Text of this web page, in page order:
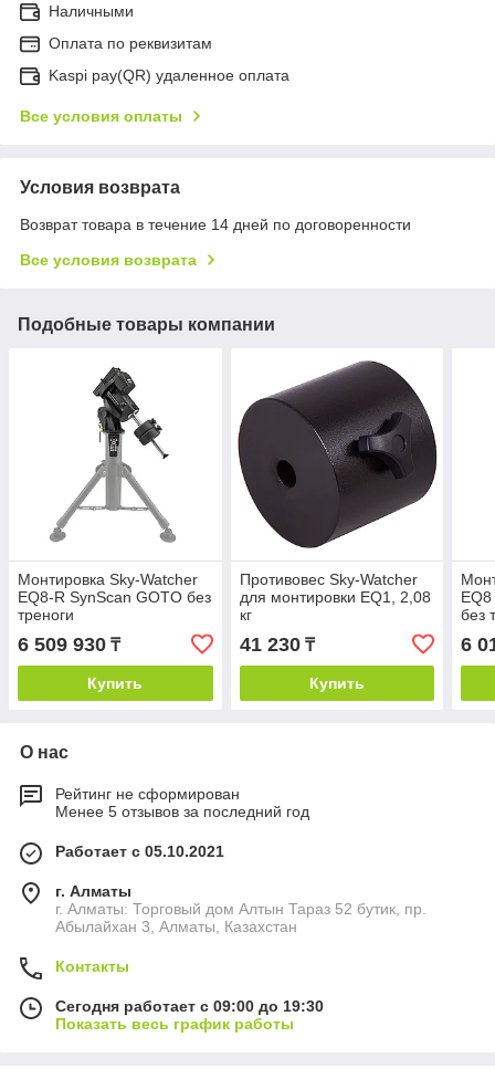
Наличными
Оплата по реквизитам
Kaspi pay(QR) удаленное оплата
Все условия оплаты
Условия возврата
Возврат товара в течение 14 дней по договоренности
Все условия возврата
Подобные товары компании
Монтировка Sky-Watcher
EQ8-R SynScan GOTO без
треноги
6 509 930 ₸
Купить
Противовес Sky-Watcher
для монтировки EQ1, 2,08
кг
41 230₸
Купить
без
6
О нас
Рейтинг не сформирован
Менее 5 отзывов за последний год
Работает с 05.10.2021
г. Алматы
г. Алматы: Торговый дом Алтын Тараз 52 бутик, пр.
Абылайхан 3, Алматы, Казахстан
Контакты
Сегодня работает с 09:00 до 19:30
Показать весь график работы